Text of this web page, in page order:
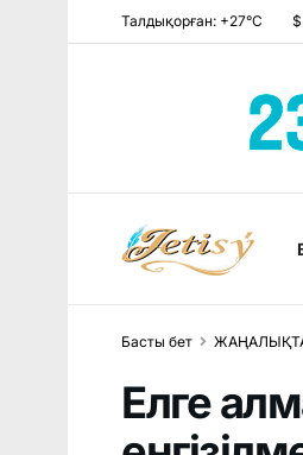
Талдықорған: +27°C
Басты бет
Елге